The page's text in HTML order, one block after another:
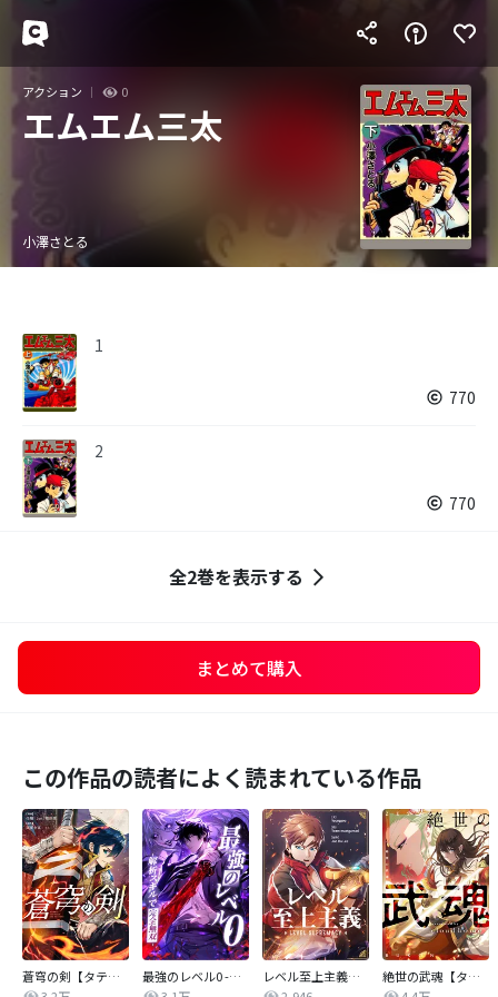
アクション 0
エムエム三太
小澤さとる
1
770
2
770
全2巻を表示する
まとめて購入
この作品の読者によく読まれている作品
蒼穹の剣【タテヨミ】
最強のレベル0 -解析スキルで完全無双-【タテヨミ】
レベル至上主義【タテヨミ】
絶世の武魂【タテヨミ】